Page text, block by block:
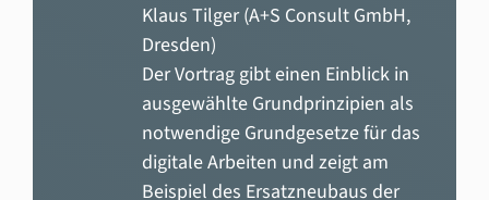
Klaus Tilger (A+S Consult GmbH,
Dresden)
Der Vortrag gibt einen Einblick in
ausgewählte Grundprinzipien als
notwendige Grundgesetze für das
digitale Arbeiten und zeigt am
Beispiel des Ersatzneubaus der